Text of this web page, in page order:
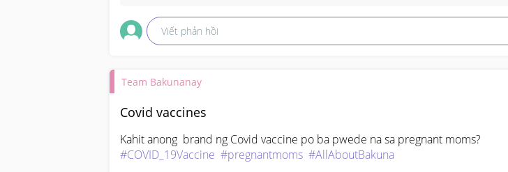
Viết phản hồi
Team Bakunanay
Covid vaccines
#COVID_19Vaccine #pregnantmoms #AllAboutBakuna